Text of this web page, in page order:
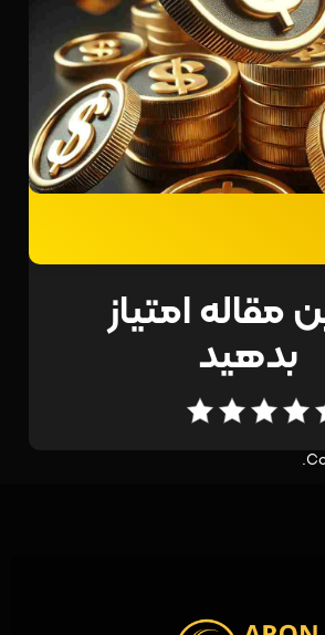
مقاله امتیاز
بدهید